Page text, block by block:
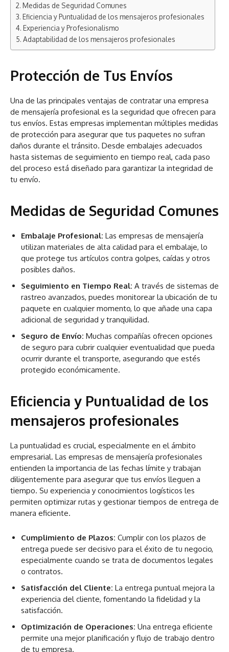
Medidas de Seguridad Comunes
Eficiencia y Puntualidad de los mensajeros profesionales
Experiencia y Profesionalismo
Adaptabilidad de los mensajeros profesionales
Protección de Tus Envíos
Una de las principales ventajas de contratar una empresa
de mensajería profesional es la seguridad que ofrecen para
tus envíos. Estas empresas implementan múltiples medidas
de protección para asegurar que tus paquetes no sufran
daños durante el tránsito. Desde embalajes adecuados
hasta sistemas de seguimiento en tiempo real, cada paso
del proceso está diseñado para garantizar la integridad de
tu envío.
Medidas de Seguridad Comunes
Embalaje Profesional: Las empresas de mensajería
utilizan materiales de alta calidad para el embalaje, lo
que protege tus artículos contra golpes, caídas y otros
posibles daños.
Seguimiento en Tiempo Real: A través de sistemas de
rastreo avanzados, puedes monitorear la ubicación de tu
paquete en cualquier momento, lo que añade una capa
adicional de seguridad y tranquilidad.
Seguro de Envío: Muchas compañías ofrecen opciones
de seguro para cubrir cualquier eventualidad que pueda
ocurrir durante el transporte, asegurando que estés
protegido económicamente.
Eficiencia y Puntualidad de los
mensajeros profesionales
La puntualidad es crucial, especialmente en el ámbito
empresarial. Las empresas de mensajería profesionales
entienden la importancia de las fechas límite y trabajan
diligentemente para asegurar que tus envíos lleguen a
tiempo. Su experiencia y conocimientos logísticos les
permiten optimizar rutas y gestionar tiempos de entrega de
manera eficiente.
Cumplimiento de Plazos: Cumplir con los plazos de
entrega puede ser decisivo para el éxito de tu negocio,
especialmente cuando se trata de documentos legales
o contratos.
Satisfacción del Cliente: La entrega puntual mejora la
experiencia del cliente, fomentando la fidelidad y la
satisfacción.
Optimización de Operaciones: Una entrega eficiente
permite una mejor planificación y flujo de trabajo dentro
de tu empresa.